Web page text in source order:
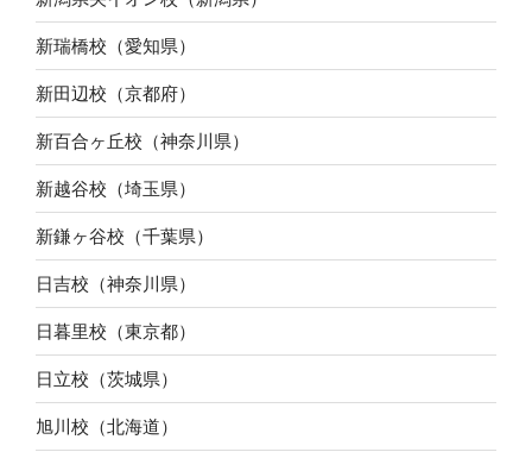
新瑞橋校（愛知県）
新田辺校（京都府）
新百合ヶ丘校（神奈川県）
新越谷校（埼玉県）
新鎌ヶ谷校（千葉県）
日吉校（神奈川県）
日暮里校（東京都）
日立校（茨城県）
旭川校（北海道）